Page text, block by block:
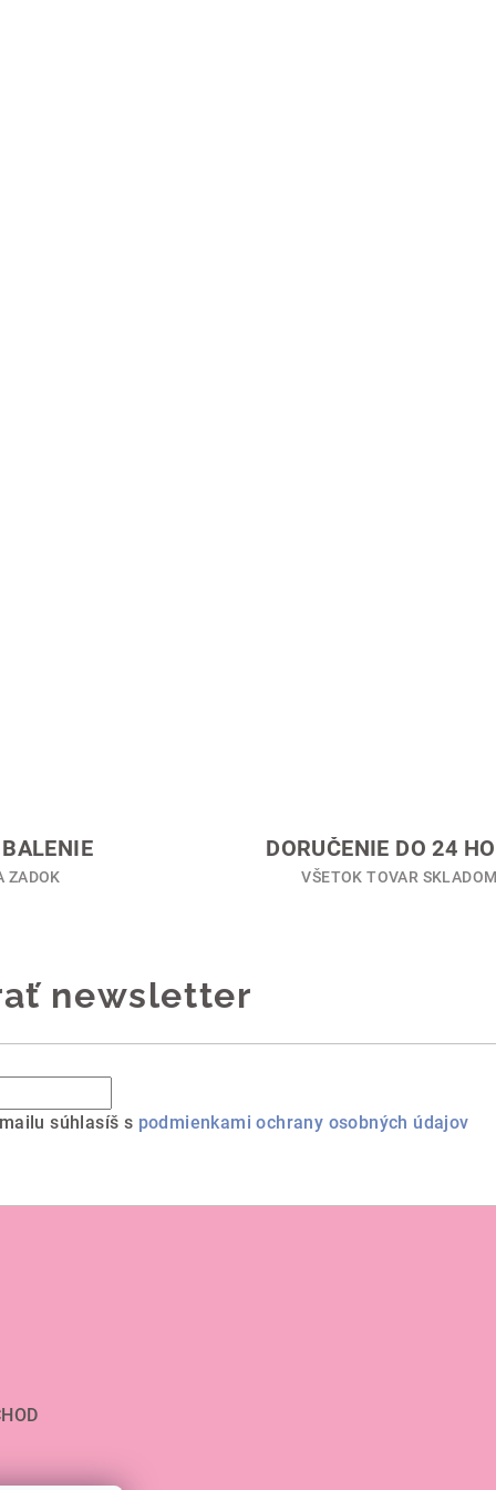
ZADOK
DORUČENIE DO 24
VŠETOK TOVAR
newsletter
súhlasíš s podmienkami ochrany osobných údajov